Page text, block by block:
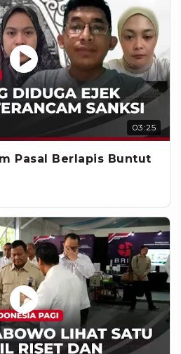
03:25
Pasal Berlapis Buntut